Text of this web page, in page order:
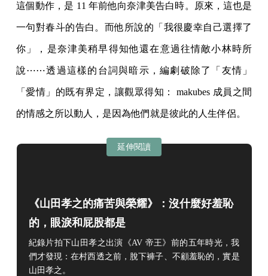
這個動作，是 11 年前他向奈津美告白時。原來，這也是
一句對春斗的告白。而他所說的「我很慶幸自己選擇了
你」，是奈津美稍早得知他還在意過往情敵小林時所
說⋯⋯透過這樣的台詞與暗示，編劇破除了「友情」
「愛情」的既有界定，讓觀眾得知： makubes 成員之間
的情感之所以動人，是因為他們就是彼此的人生伴侶。
延伸閱讀
《山田孝之的痛苦與榮耀》：沒什麼好羞恥
的，眼淚和屁股都是
紀錄片拍下山田孝之出演《AV 帝王》前的五年時光，我
們才發現：在村西透之前，脫下褲子、不顧羞恥的，實是
山田孝之。